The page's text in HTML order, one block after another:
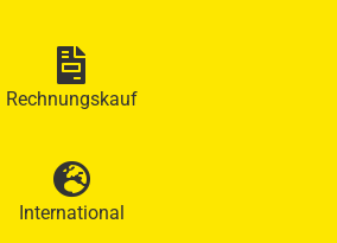
Rechnungskauf
International